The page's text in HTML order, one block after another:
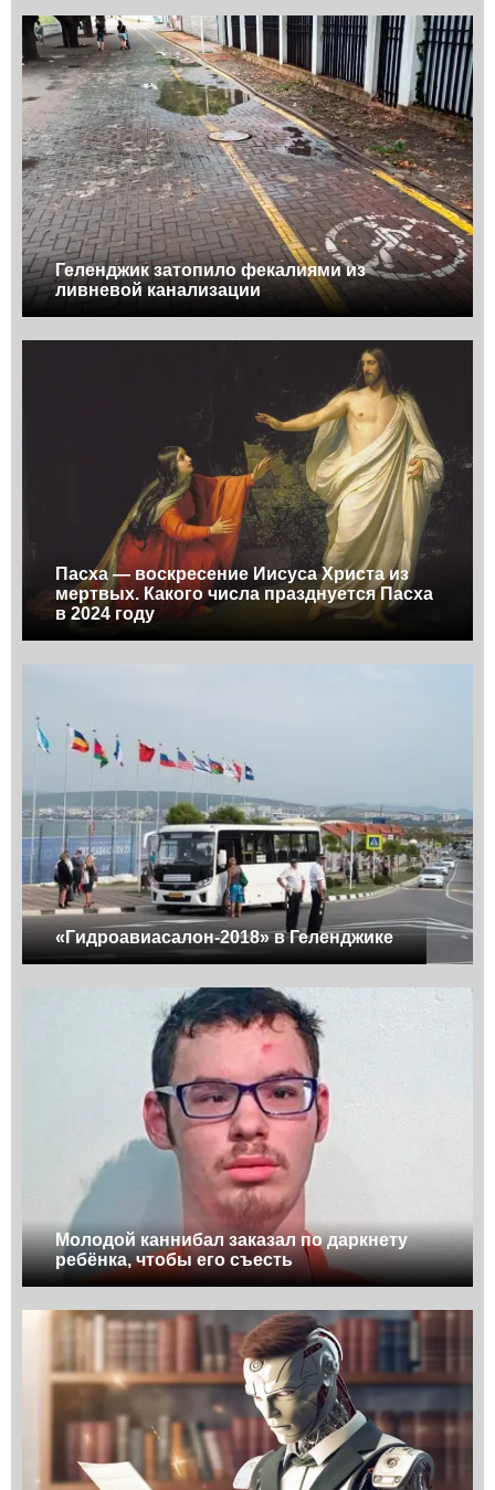
Геленджик затопило фекалиями из
ливневой канализации
Пасха — воскресение Иисуса Христа из
мертвых. Какого числа празднуется Пасха
в 2024 году
«Гидроавиасалон-2018» в Геленджике
Молодой каннибал заказал по даркнету
ребёнка, чтобы его съесть